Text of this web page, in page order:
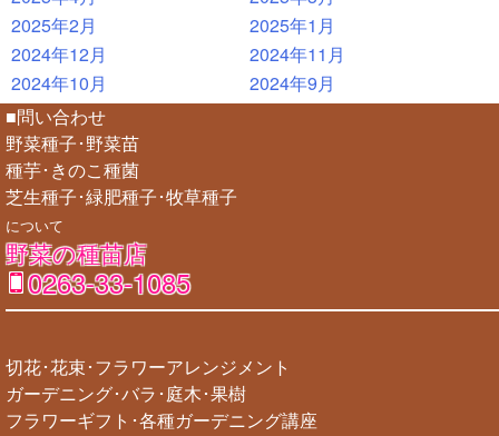
2025年2月
2025年1月
2024年12月
2024年11月
2024年10月
2024年9月
■問い合わせ
野菜種子･野菜苗
種芋･きのこ種菌
芝生種子･緑肥種子･牧草種子
について
野菜の種苗店
0263-33-1085
切花･花束･フラワーアレンジメント
ガーデニング･バラ･庭木･果樹
フラワーギフト･各種ガーデニング講座